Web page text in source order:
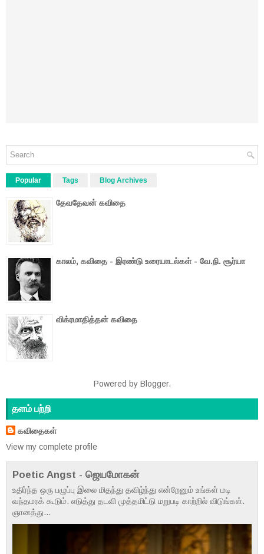
Popular Tags Blog Archives
தேவதேவன் கவிதை
காலம், கவிதை - இரண்டு உரையாடல்கள் - வே.நி. சூர்யா
விக்ரமாதித்தன் கவிதை
Powered by Blogger.
தளம் பற்றி
கவிதைகள்
View my complete profile
Poetic Angst - ஜெயமோகன்
உதிர்ந்த ஒரு பழுப்பு இலை மிதந்து தவிழ்ந்து என்றேனும் உங்கள் மடி
வந்தமரக் கூடும். எடுத்து தடவி முத்தமிட்டு மறுபடி காற்றில் விடுங்கள்.
ஞானத்து...